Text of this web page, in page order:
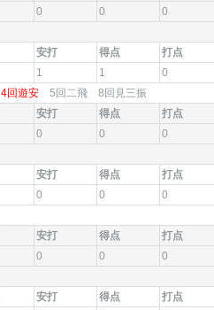
0 0 0
安打 得点 打点
1 1 0
4回遊安 5回二飛 8回見三振
安打 得点 打点
0 0 0
安打 得点 打点
0 0 0
安打 得点 打点
0 0 0
安打 得点 打点